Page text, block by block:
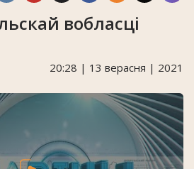
вобласці
20:28 | 13 верасня | 2021